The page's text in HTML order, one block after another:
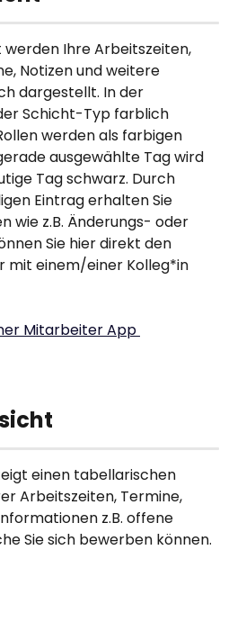
Ihre Arbeitszeiten,
Notizen und weitere
dargestellt. In der
Schicht-Typ farblich
werden als farbigen
ausgewählte Tag wird
Tag schwarz. Durch
Eintrag erhalten Sie
wie z.B. Änderungs- oder
Sie hier direkt den
mit einem/einer Kolleg*in
einen tabellarischen
Arbeitszeiten, Termine,
z.B. offene
Sie sich bewerben können.